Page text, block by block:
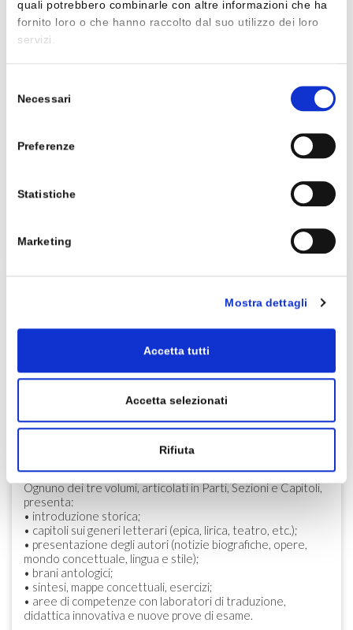
quali potrebbero combinarle con altre informazioni che ha
fornito loro o che hanno raccolto dal suo utilizzo dei loro
servizi.
delNecessari
Preferenze
Statistiche
Marketing
Mostra dettagli
Accetta tutti
Accetta selezionati
Rifiuta
IL PROGETTO DIDATTICO
La nuova edizione propone lo studio della letteratura
greca mettendo in evidenza gli elementi artistici,
approfondisce l’influenza che la “grecità” ha avuto sulla
realizzando un connubio fra didattica innovativa e
attualizzazione degli argomenti classici.
LE CARATTERISTICHE
Ognuno dei tre volumi, articolati in Parti, Sezioni e Capitoli,
presenta:
• introduzione storica;
• capitoli sui generi letterari (epica, lirica, teatro, etc.);
• presentazione degli autori (notizie biografiche, opere,
mondo concettuale, lingua e stile);
• brani antologici;
• sintesi, mappe concettuali, esercizi;
• aree di competenze con laboratori di traduzione,
didattica innovativa e nuove prove di esame.